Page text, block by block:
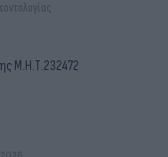
Μ.Η.Τ.232472